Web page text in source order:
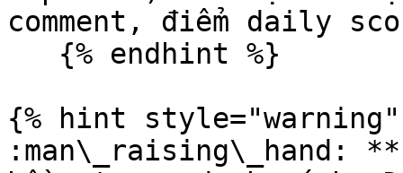
comment, điểm daily
{% hint style="warning"
:man\_raising\_hand: